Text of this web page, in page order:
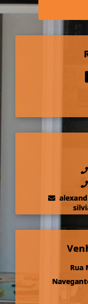
Rua